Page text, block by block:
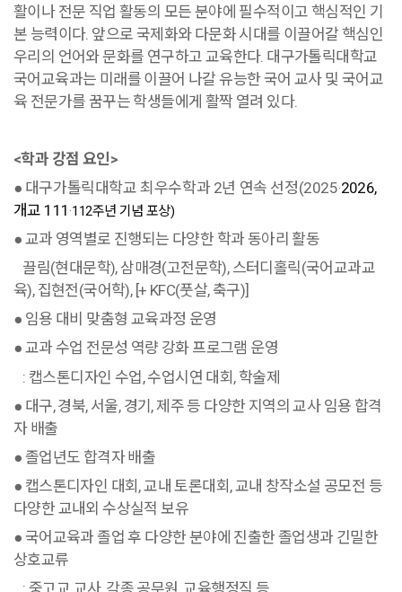
활이나 전문 직업 활동의 모든 분야에 필수적이고 핵심적인 기
본 능력이다. 앞으로 국제화와 다문화 시대를 이끌어갈 핵심인
우리의 언어와 문화를 연구하고 교육한다. 대구가톨릭대학교
국어교육과는 미래를 이끌어 나갈 유능한 국어 교사 및 국어교
육 전문가를 꿈꾸는 학생들에게 활짝 열려 있다.
<학과 강점 요인>
● 대구가톨릭대학교 최우수학과 2년 연속 선정(2025·2026,
개교 111 ·112주년 기념 포상)
● 교과 영역별로 진행되는 다양한 학과 동아리 활동
끌림(현대문학), 삼매경(고전문학), 스터디홀릭(국어교과교
육), 집현전(국어학), [+ KFC(풋살, 축구)]
● 임용 대비 맞춤형 교육과정 운영
● 교과 수업 전문성 역량 강화 프로그램 운영
: 캡스톤디자인 수업, 수업시연 대회, 학술제
● 대구, 경북, 서울, 경기, 제주 등 다양한 지역의 교사 임용 합격
자 배출
● 졸업년도 합격자 배출
● 캡스톤디자인 대회, 교내 토론대회, 교내 창작소설 공모전 등
다양한 교내외 수상실적 보유
● 국어교육과 졸업 후 다양한 분야에 진출한 졸업생과 긴밀한
상호교류